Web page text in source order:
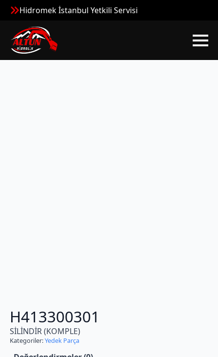
Hidromek İstanbul Yetkili Servisi
H413300301
SİLİNDİR (KOMPLE)
Kategoriler:Yedek Parça